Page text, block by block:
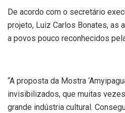
De acordo com o secretário
projeto, Luiz Carlos Bonates, as
a povos pouco reconhecidos
“A proposta da Mostra
invisibilizados, que muitas
grande indústria cultural.